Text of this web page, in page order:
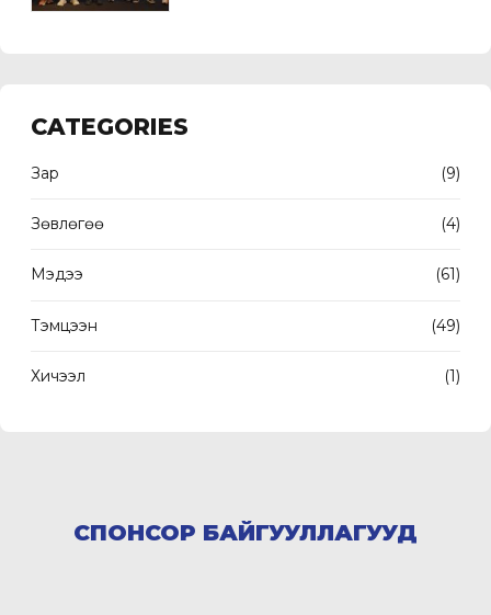
CATEGORIES
Зар (9)
Зөвлөгөө (4)
Мэдээ (61)
Тэмцээн (49)
Хичээл (1)
СПОНСОР БАЙГУУЛЛАГУУД